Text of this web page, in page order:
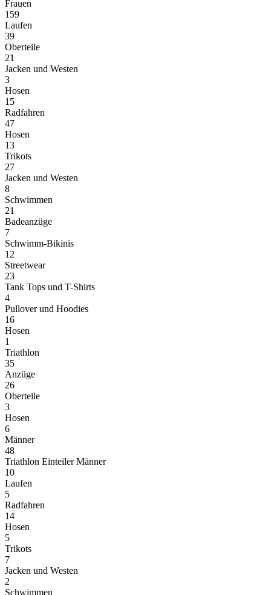
Frauen
159
Laufen
39
Oberteile
21
Jacken und Westen
3
Hosen
15
Radfahren
47
Hosen
13
Trikots
27
Jacken und Westen
8
Schwimmen
21
Badeanzüge
7
Schwimm-Bikinis
12
Streetwear
23
Tank Tops und T-Shirts
4
Pullover und Hoodies
16
Hosen
1
Triathlon
35
Anzüge
26
Oberteile
3
Hosen
6
Männer
48
Triathlon Einteiler Männer
10
Laufen
5
Radfahren
14
Hosen
5
Trikots
7
Jacken und Westen
2
Schwimmen